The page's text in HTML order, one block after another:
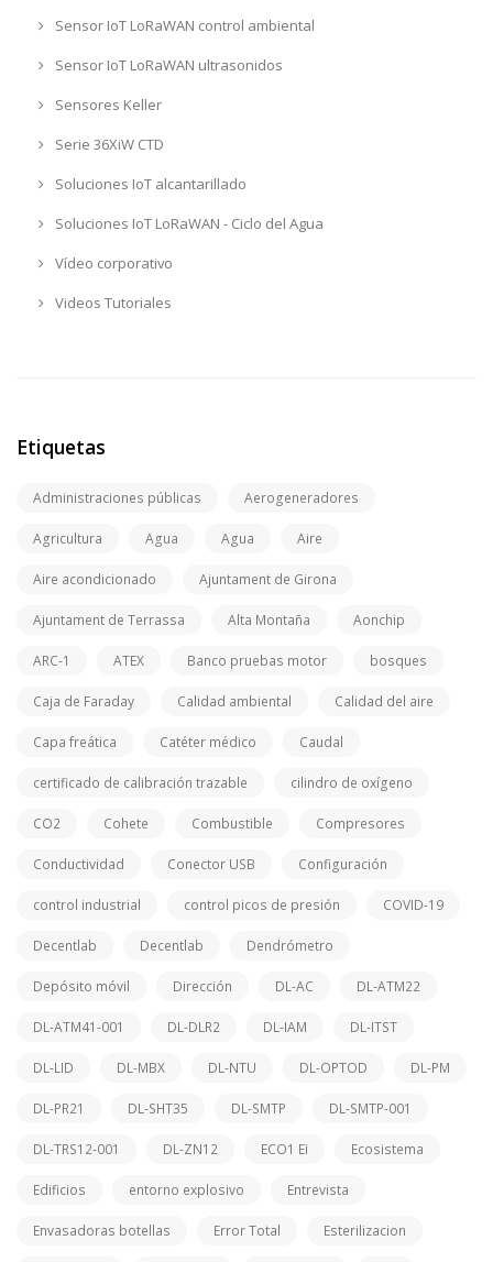
Sensor IoT LoRaWAN control ambiental
Sensor IoT LoRaWAN ultrasonidos
Sensores Keller
Serie 36XiW CTD
Soluciones IoT alcantarillado
Soluciones IoT LoRaWAN - Ciclo del Agua
Vídeo corporativo
Videos Tutoriales
Etiquetas
Administraciones públicas Aerogeneradores
Agricultura Agua Agua Aire
Aire acondicionado Ajuntament de Girona
Ajuntament de Terrassa Alta Montaña Aonchip
ARC-1 ATEX Banco pruebas motor bosques
Caja de Faraday Calidad ambiental Calidad del aire
Capa freática Catéter médico Caudal
certificado de calibración trazable cilindro de oxígeno
CO2 Cohete Combustible Compresores
Conductividad Conector USB Configuración
control industrial control picos de presión COVID-19
Decentlab Decentlab Dendrómetro
Depósito móvil Dirección DL-AC DL-ATM22
DL-ATM41-001 DL-DLR2 DL-IAM DL-ITST
DL-LID DL-MBX DL-NTU DL-OPTOD DL-PM
DL-PR21 DL-SHT35 DL-SMTP DL-SMTP-001
DL-TRS12-001 DL-ZN12 ECO1 Ei Ecosistema
Edificios entorno explosivo Entrevista
Envasadoras botellas Error Total Esterilizacion